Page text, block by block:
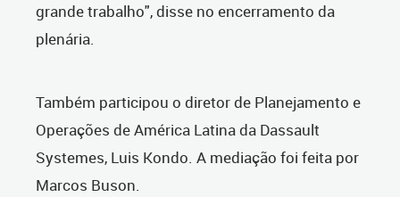
grande trabalho", disse no encerramento da
plenária.
Também participou o diretor de Planejamento e
Operações de América Latina da Dassault
Systemes, Luis Kondo. A mediação foi feita por
Marcos Buson.